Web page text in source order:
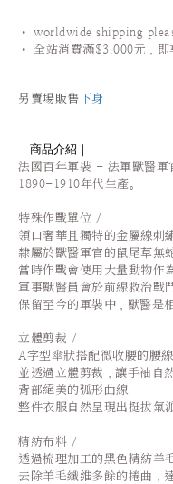
• worldwide shipping
• 全站消費滿$3,000元，即
另賣場販售下身
｜商品介紹｜
法國百年軍裝 - 法軍獸醫軍
1890-1910年代生產。
特殊作戰單位 /
領口奢華且獨特的金屬線刺
隸屬於獸醫軍官的鼠尾草無
當時作戰會使用大量動物作
軍事獸醫員會於前線救治戰
保留至今的軍裝中，獸醫是
立體剪裁 /
A字型傘狀搭配微收腰的腰線
並透過立體剪裁，讓手袖自
背部絕美的弧形曲線
整件衣服自然呈現出挺拔氣
精紡布料 /
透過梳理加工的黑色精紡羊
去除羊毛纖維多餘的捲曲，